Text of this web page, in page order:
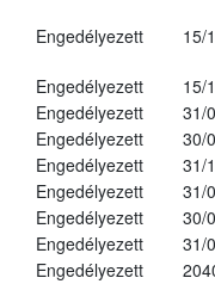
Engedélyezett 15/
Engedélyezett
15/
Engedélyezett
31/
Engedélyezett
30/
Engedélyezett
31/
Engedélyezett
31/
Engedélyezett
30/
Engedélyezett
31/
Engedélyezett